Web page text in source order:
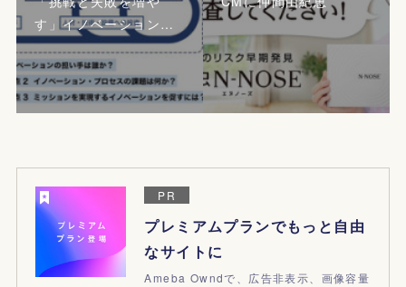
す」イノベーション…
PR
プレミアムプランでもっと自由
なサイトに
Ameba Owndで、広告非表示、画像容量